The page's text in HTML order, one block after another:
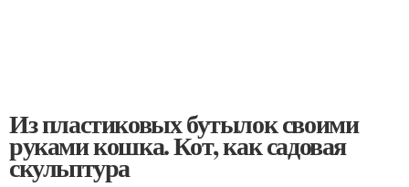
Из пластиковых бутылок своими
руками кошка. Кот, как садовая
скульптура